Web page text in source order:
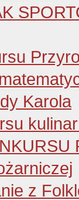
Karola
z